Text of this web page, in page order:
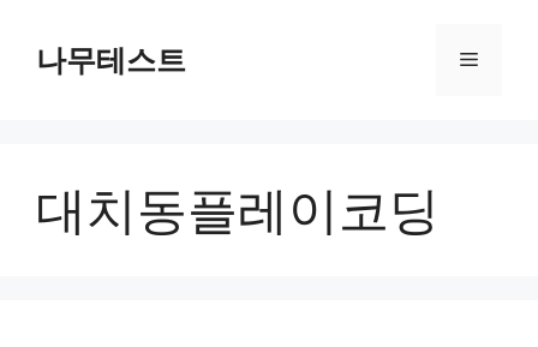
나무테스트 메
대치동플레이코딩